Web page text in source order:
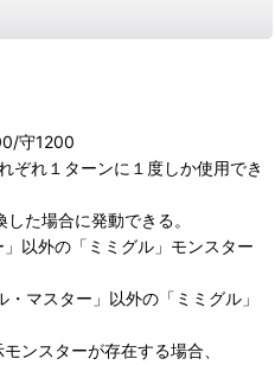
守1200
ぞれ１ターンに１度しか使用でき
た場合に発動できる。
以外の「ミミグル」モンスター
マスター」以外の「ミミグル」
ンスターが存在する場合、